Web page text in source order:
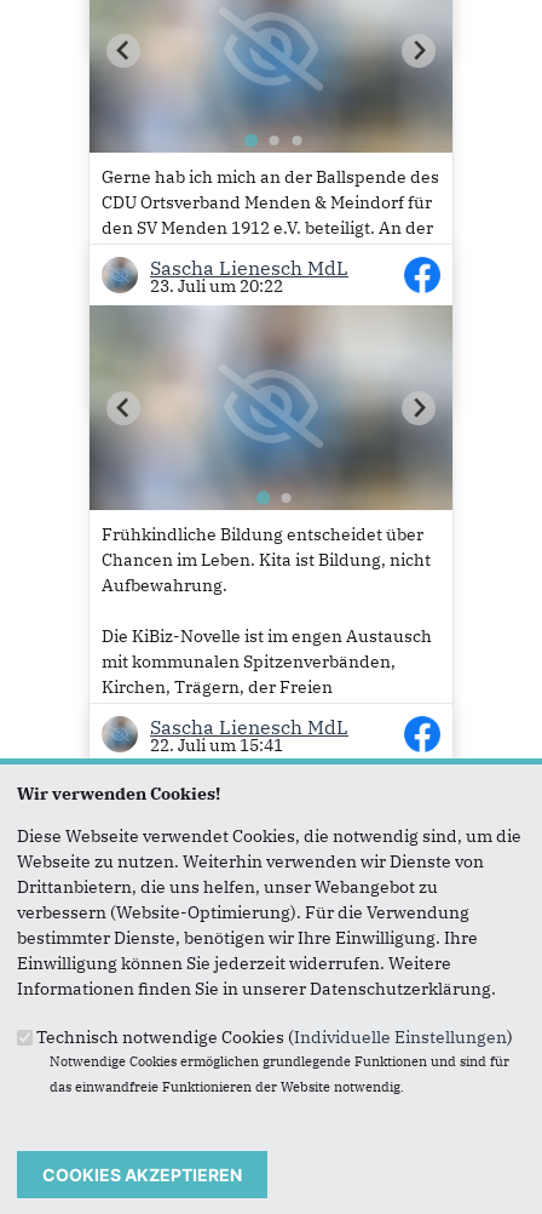
35
Gerne hab ich mich an der Ballspende des
CDU Ortsverband Menden & Meindorf für
den SV Menden 1912 e.V. beteiligt. An der
Übergabe konnte ich urlaubsbedingt
leider nicht teilnehmen.
10
Sascha Lienesch MdL
23. Juli um 20:22
Frühkindliche Bildung entscheidet über
Chancen im Leben. Kita ist Bildung, nicht
Aufbewahrung.
Die KiBiz-Novelle ist im engen Austausch
mit kommunalen Spitzenverbänden,
Kirchen, Trägern, der Freien
Wohlfahrtspflege und vielen Menschen
aus der Kita-Praxis entstanden. Wir
haben zugehört, Kritik ernstgenommen...
Mehr lesen
7
Sascha Lienesch MdL
22. Juli um 15:41
Heute hat NRW-Kommunalministerin Ina
Scharrenbach MdL die Förderprojekte des
Städtebauförderprogramms 2026
vorgestellt. Ich freue mich sehr, dass die
4,365 Millionen Euro erhält. Grundlage
hierfür ist ein entsprechender...
Mehr lesen
20. Juli um 18:34
Wir verwenden Cookies!
Diese Webseite verwendet Cookies, die notwendig sind, um die
Webseite zu nutzen. Weiterhin verwenden wir Dienste von
Drittanbietern, die uns helfen, unser Webangebot zu
verbessern (Website-Optimierung). Für die Verwendung
bestimmter Dienste, benötigen wir Ihre Einwilligung. Ihre
Einwilligung können Sie jederzeit widerrufen. Weitere
Informationen finden Sie in unserer Datenschutzerklärung.
Technisch notwendige Cookies (Individuelle Einstellungen)
Notwendige Cookies ermöglichen grundlegende Funktionen und sind für
das einwandfreie Funktionieren der Website notwendig.